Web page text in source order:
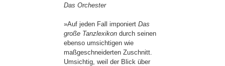
Das Orchester
»Auf jeden Fall imponiert Das
große Tanzlexikon durch seinen
ebenso umsichtigen wie
maßgeschneiderten Zuschnitt.
Umsichtig, weil der Blick über